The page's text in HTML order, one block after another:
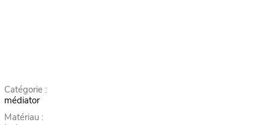
Catégorie :
médiator
Matériau :